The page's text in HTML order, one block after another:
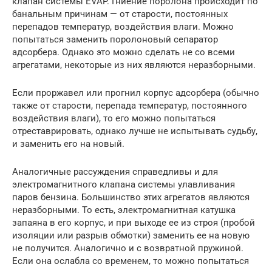
банальным причинам — от старости, постоянных
перепадов температур, воздействия влаги. Можно
попытаться заменить поролоновый сепаратор
адсорбера. Однако это можно сделать не со всеми
агрегатами, некоторые из них являются неразборными.
Если проржавел или прогнил корпус адсорбера (обычно
также от старости, перепада температур, постоянного
воздействия влаги), то его можно попытаться
отреставрировать, однако лучше не испытывать судьбу,
и заменить его на новый.
Аналогичные рассуждения справедливы и для
электромагнитного клапана системы улавливания
паров бензина. Большинство этих агрегатов являются
неразборными. То есть, электромагнитная катушка
запаяна в его корпус, и при выходе ее из строя (пробой
изоляции или разрыв обмотки) заменить ее на новую
не получится. Аналогично и с возвратной пружиной.
Если она ослабла со временем, то можно попытаться